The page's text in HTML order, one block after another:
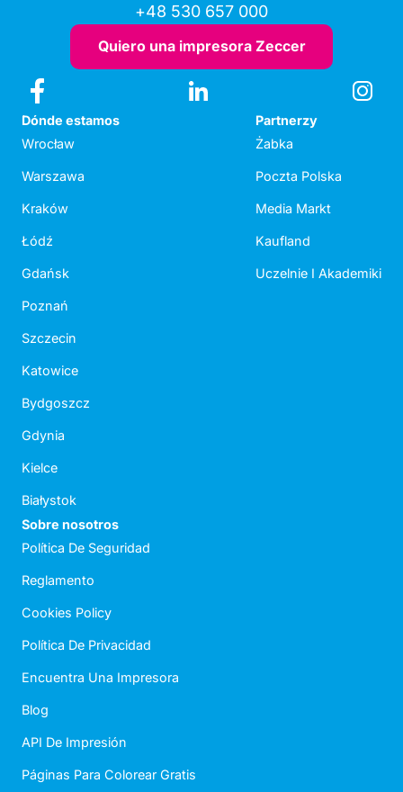
+48 530 657 000
Quiero una impresora Zeccer
Dónde estamos
Wrocław
Warszawa
Kraków
Łódź
Gdańsk
Poznań
Szczecin
Katowice
Bydgoszcz
Gdynia
Kielce
Białystok
Partnerzy
Żabka
Poczta Polska
Media Markt
Kaufland
Uczelnie I Akademiki
Sobre nosotros
Política De Seguridad
Reglamento
Cookies Policy
Política De Privacidad
Encuentra Una Impresora
Blog
API De Impresión
Páginas Para Colorear Gratis